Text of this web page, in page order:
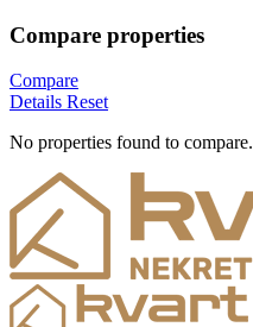
Compare properties
Compare
Details Reset
No properties found to compare.